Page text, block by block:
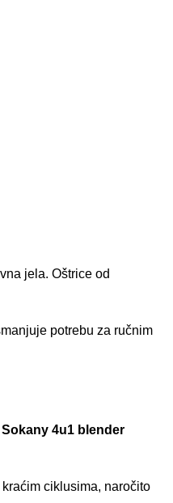
jela. Oštrice od
potrebu za ručnim
Sokany 4u1 blender
ciklusima, naročito